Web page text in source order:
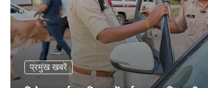
3
क्विंटल खराब अनाज वेयरहाउस ने
Pavan Jat August 5,
4
पर्सनल लोन, क्रेडिट कार्ड और
साइबर ठगी, फर्जी सिम बेचने वाला
Pavan Jat August 5,
प्रमुख खबरें